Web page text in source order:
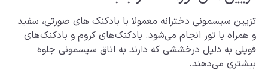
سیسمونی دخترانه معمولا با بادکنک های صورتی، سفید
با تور انجام می‌شود. بادکنک‌های کروم و بادکنک‌های
به دلیل درخششی که دارند به اتاق سیسمونی جلوه
می‌دهند.